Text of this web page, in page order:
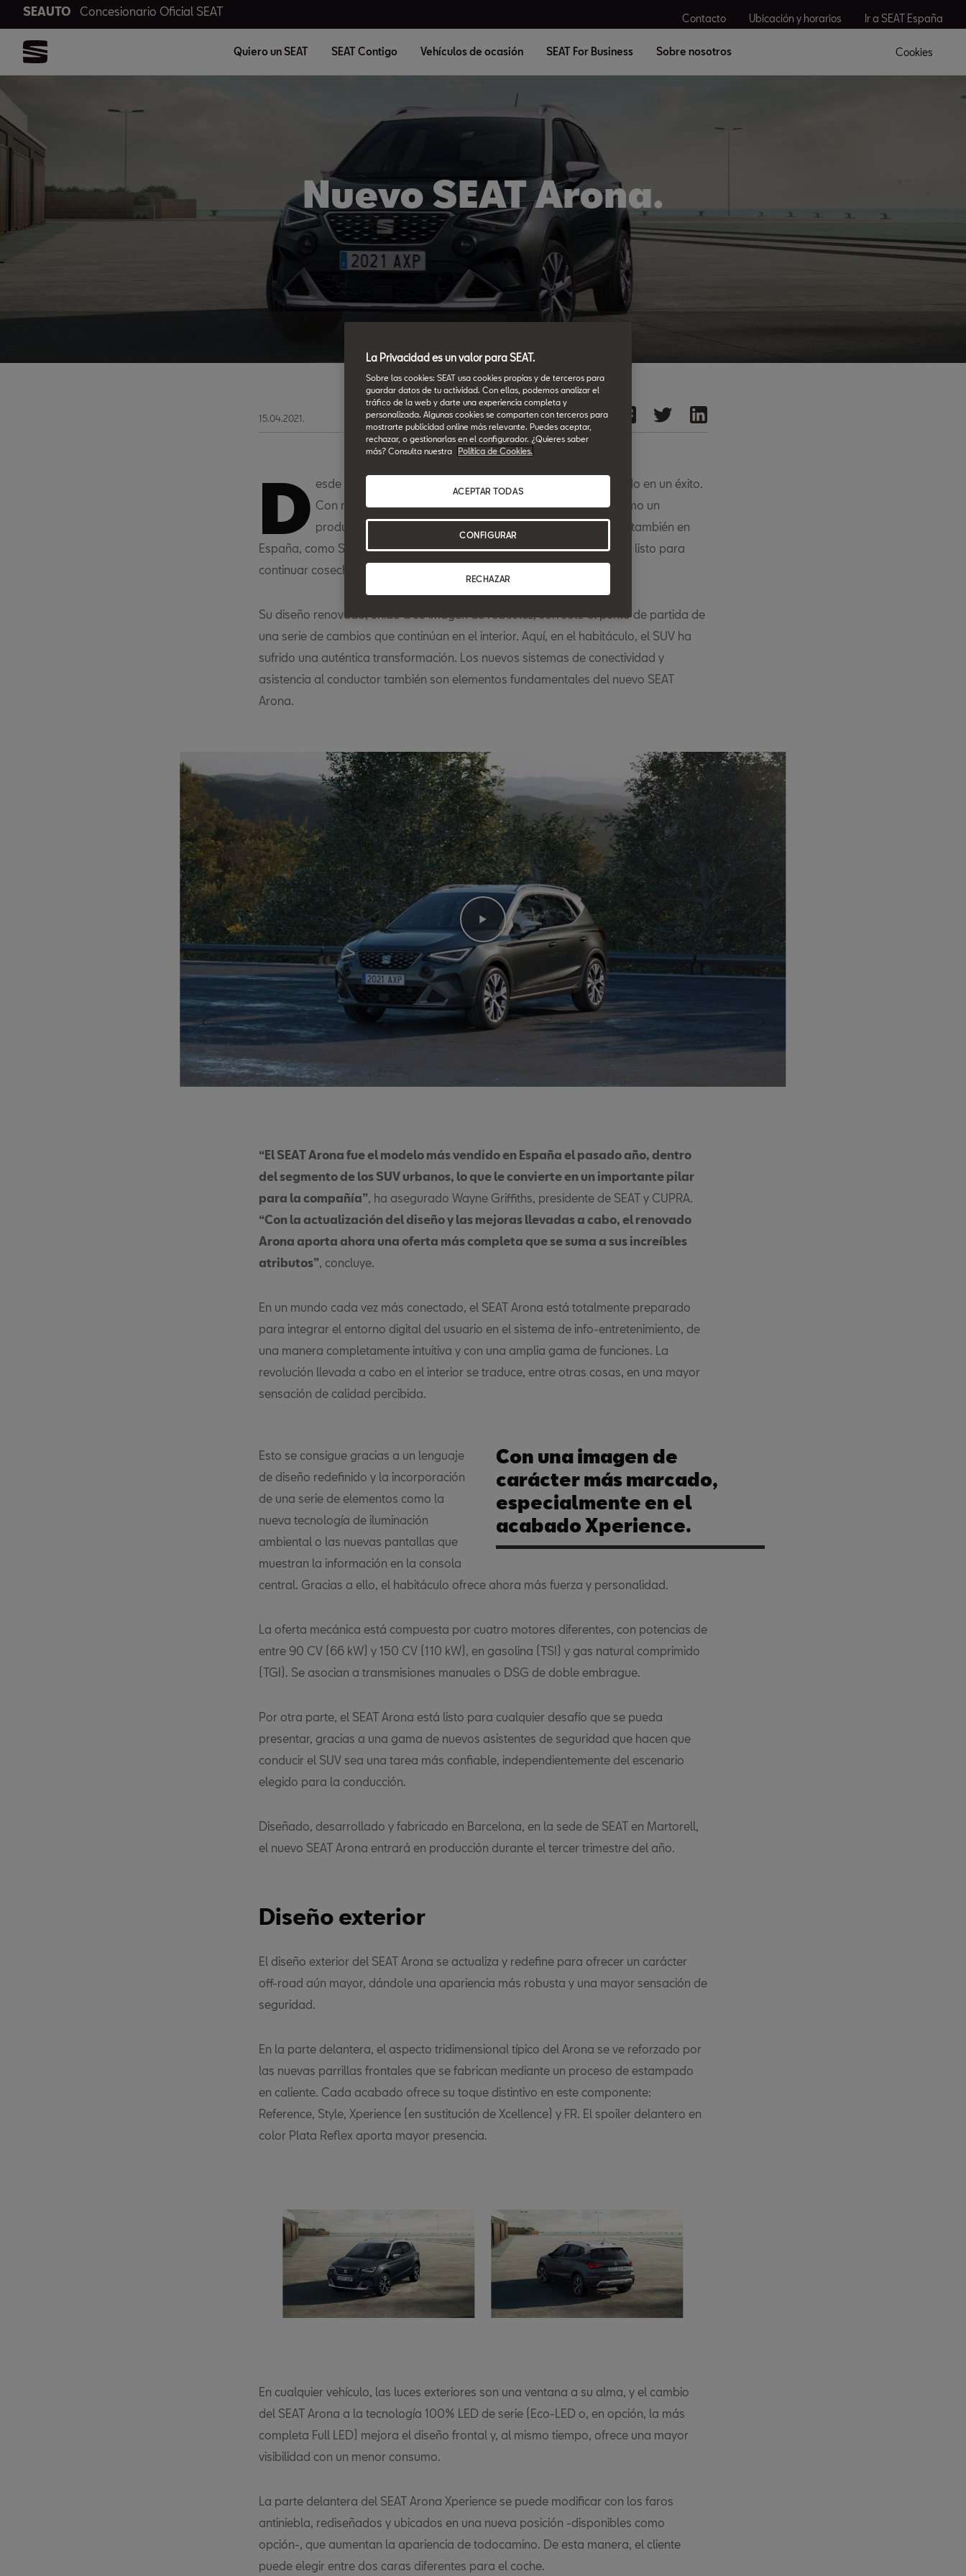
SEAUTO Concesionario Oficial SEAT
Contacto Ubicación y horarios Ir a SEAT España
Quiero un SEAT SEAT Contigo Vehículos de ocasión SEAT For Business Sobre nosotros Cookies
Nuevo SEAT Arona.
15.04.2021.
D esde su presentación en 2017, el SEAT Arona se ha convertido en un éxito.
Con más de 350.000 unidades vendidas, se ha situado como un
producto clave dentro de la gama de SEAT. Éxito comercial también en
España, como SUV urbano más vendido en 2020. El nuevo Arona está listo para
continuar cosechando grandes logros.
Su diseño renovado, unido a su imagen de robustez, son solo el punto de partida de
una serie de cambios que continúan en el interior. Aquí, en el habitáculo, el SUV ha
sufrido una auténtica transformación. Los nuevos sistemas de conectividad y
asistencia al conductor también son elementos fundamentales del nuevo SEAT
Arona.
“El SEAT Arona fue el modelo más vendido en España el pasado año, dentro
del segmento de los SUV urbanos, lo que le convierte en un importante pilar
para la compañía”, ha asegurado Wayne Griffiths, presidente de SEAT y CUPRA.
“Con la actualización del diseño y las mejoras llevadas a cabo, el renovado
Arona aporta ahora una oferta más completa que se suma a sus increíbles
atributos”, concluye.
En un mundo cada vez más conectado, el SEAT Arona está totalmente preparado
para integrar el entorno digital del usuario en el sistema de info-entretenimiento, de
una manera completamente intuitiva y con una amplia gama de funciones. La
revolución llevada a cabo en el interior se traduce, entre otras cosas, en una mayor
sensación de calidad percibida.
Con una imagen de
carácter más marcado,
especialmente en el
acabado Xperience.
Esto se consigue gracias a un lenguaje
de diseño redefinido y la incorporación
de una serie de elementos como la
nueva tecnología de iluminación
ambiental o las nuevas pantallas que
muestran la información en la consola
central. Gracias a ello, el habitáculo ofrece ahora más fuerza y personalidad.
La oferta mecánica está compuesta por cuatro motores diferentes, con potencias de
entre 90 CV (66 kW) y 150 CV (110 kW), en gasolina (TSI) y gas natural comprimido
(TGI). Se asocian a transmisiones manuales o DSG de doble embrague.
Por otra parte, el SEAT Arona está listo para cualquier desafío que se pueda
presentar, gracias a una gama de nuevos asistentes de seguridad que hacen que
conducir el SUV sea una tarea más confiable, independientemente del escenario
elegido para la conducción.
Diseñado, desarrollado y fabricado en Barcelona, ​​en la sede de SEAT en Martorell,
el nuevo SEAT Arona entrará en producción durante el tercer trimestre del año.
Diseño exterior
El diseño exterior del SEAT Arona se actualiza y redefine para ofrecer un carácter
off-road aún mayor, dándole una apariencia más robusta y una mayor sensación de
seguridad.
En la parte delantera, el aspecto tridimensional típico del Arona se ve reforzado por
las nuevas parrillas frontales que se fabrican mediante un proceso de estampado
en caliente. Cada acabado ofrece su toque distintivo en este componente:
Reference, Style, Xperience (en sustitución de Xcellence) y FR. El spoiler delantero en
color Plata Reflex aporta mayor presencia.
En cualquier vehículo, las luces exteriores son una ventana a su alma, y ​​el cambio
del SEAT Arona a la tecnología 100% LED de serie (Eco-LED o, en opción, la más
completa Full LED) mejora el diseño frontal y, al mismo tiempo, ofrece una mayor
visibilidad con un menor consumo.
La parte delantera del SEAT Arona Xperience se puede modificar con los faros
antiniebla, rediseñados y ubicados en una nueva posición -disponibles como
opción-, que aumentan la apariencia de todocamino. De esta manera, el cliente
puede elegir entre dos caras diferentes para el coche.
La Privacidad es un valor para SEAT.
Sobre las cookies: SEAT usa cookies propias y de terceros para
guardar datos de tu actividad. Con ellas, podemos analizar el
tráfico de la web y darte una experiencia completa y
personalizada. Algunas cookies se comparten con terceros para
mostrarte publicidad online más relevante. Puedes aceptar,
rechazar, o gestionarlas en el configurador. ¿Quieres saber
más? Consulta nuestra
Política de Cookies.
RECHAZAR
ACEPTAR TODAS
CONFIGURAR